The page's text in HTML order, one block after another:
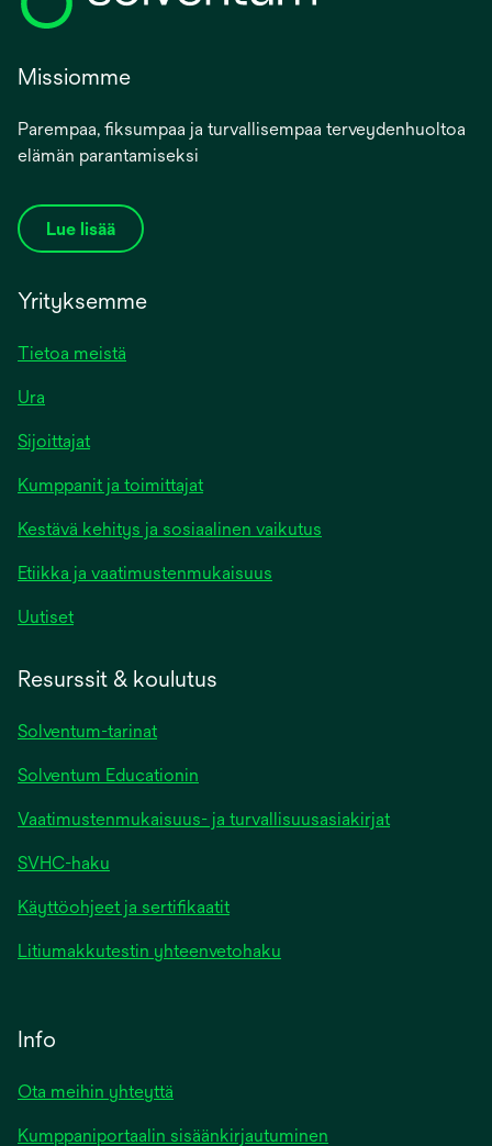
Missiomme
Parempaa, fiksumpaa ja turvallisempaa terveydenhuoltoa
elämän parantamiseksi
Lue lisää
Yrityksemme
Tietoa meistä
Ura
Sijoittajat
Kumppanit ja toimittajat
Kestävä kehitys ja sosiaalinen vaikutus
Etiikka ja vaatimustenmukaisuus
Uutiset
Resurssit & koulutus
Solventum-tarinat
Solventum Educationin
Vaatimustenmukaisuus- ja turvallisuusasiakirjat
SVHC-haku
Käyttöohjeet ja sertifikaatit
Litiumakkutestin yhteenvetohaku
Info
Ota meihin yhteyttä
Kumppaniportaalin sisäänkirjautuminen